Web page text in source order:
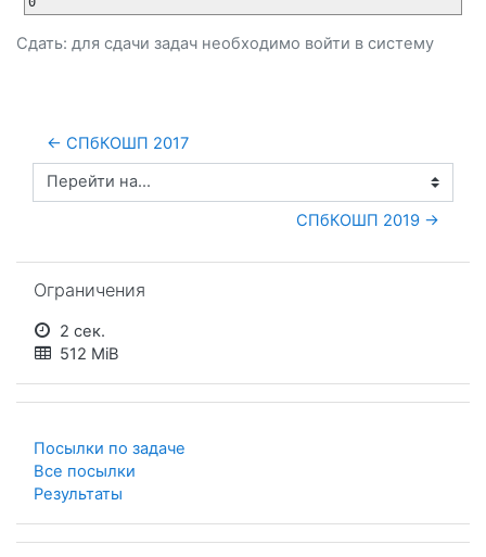
Сдать: для сдачи задач необходимо войти в систему
← СПбКОШП 2017
Перейти на...
СПбКОШП 2019 →
Ограничения
2 сек.
512 MiB
Посылки по задаче
Все посылки
Результаты